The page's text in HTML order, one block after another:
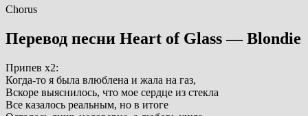
Chorus
Перевод песни Heart of Glass — Blondie
Припев х2:
Когда-то я была влюблена и жала на газ,
Вскоре выяснилось, что мое сердце из стекла
Все казалось реальным, но в итоге